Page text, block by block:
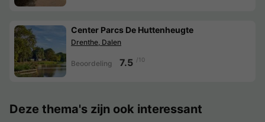
Center Parcs De Huttenheugte
Drenthe, Dalen
Beoordeling 7.5 /10
Deze thema's zijn ook interessant